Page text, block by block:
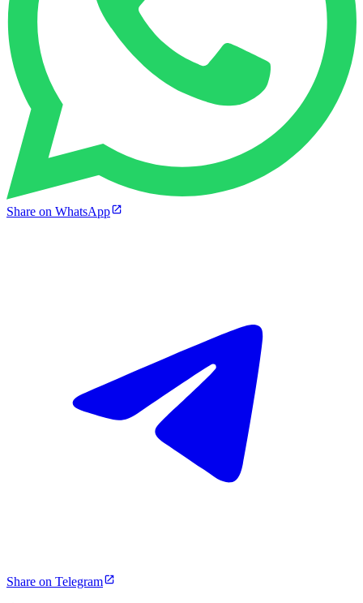
Share on WhatsApp
Share on Telegram